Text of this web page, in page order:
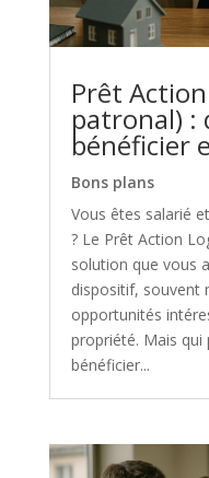
Prêt
patronal) :
bénéficier
Bons plans
Vous êtes salarié
? Le Prêt Action
solution que vous
dispositif, souvent
opportunités
propriété. Mais qui
bénéficier...